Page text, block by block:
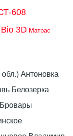
608
3D Матрас
Антоновка
Белозерка